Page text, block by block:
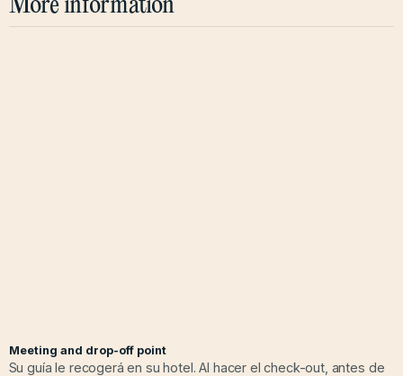
Meeting and drop-off point
Su guía le recogerá en su hotel. Al hacer el check-out, antes de